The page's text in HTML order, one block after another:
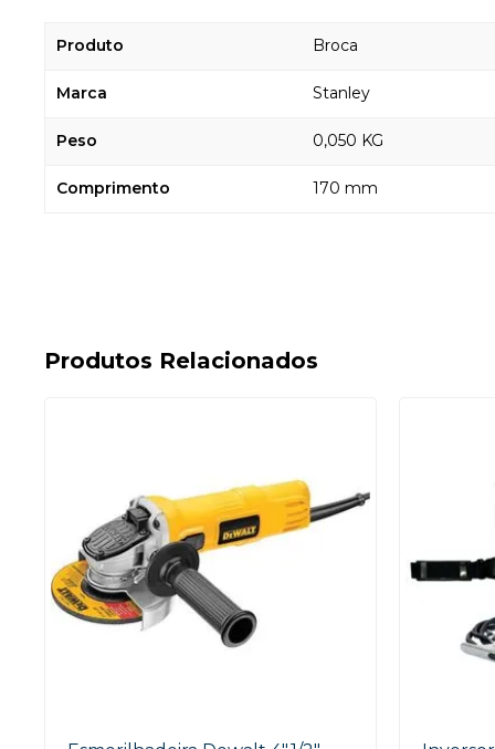
Produto Broca
Marca Stanley
Peso 0,050 KG
Comprimento 170 mm
Produtos Relacionados